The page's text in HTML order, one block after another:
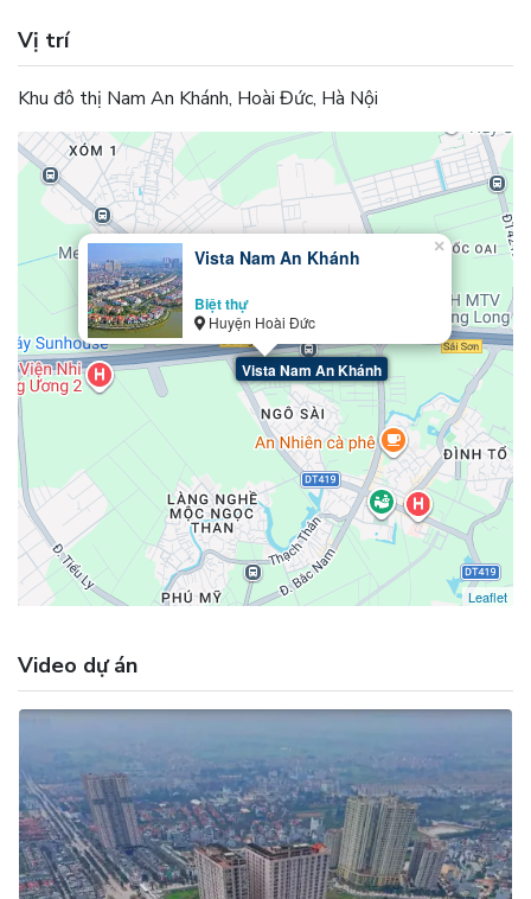
Vị trí
Khu đô thị Nam An Khánh, Hoài Đức, Hà Nội
Vista Nam An Khánh
Vista Nam An Khánh
Biệt thự
Huyện Hoài Đức
×
Leaflet
Video dự án